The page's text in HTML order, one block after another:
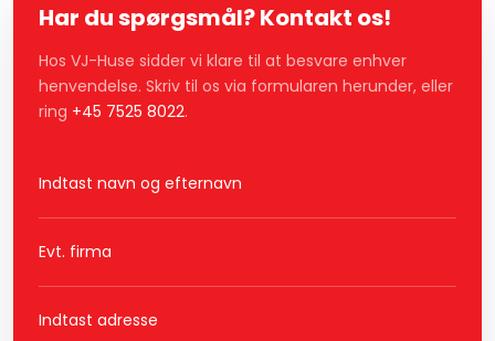
Har du spørgsmål? Kontakt os!
Hos VJ-Huse sidder vi klare til at besvare enhver
henvendelse. Skriv til os via formularen herunder, eller
ring +45 7525 8022.